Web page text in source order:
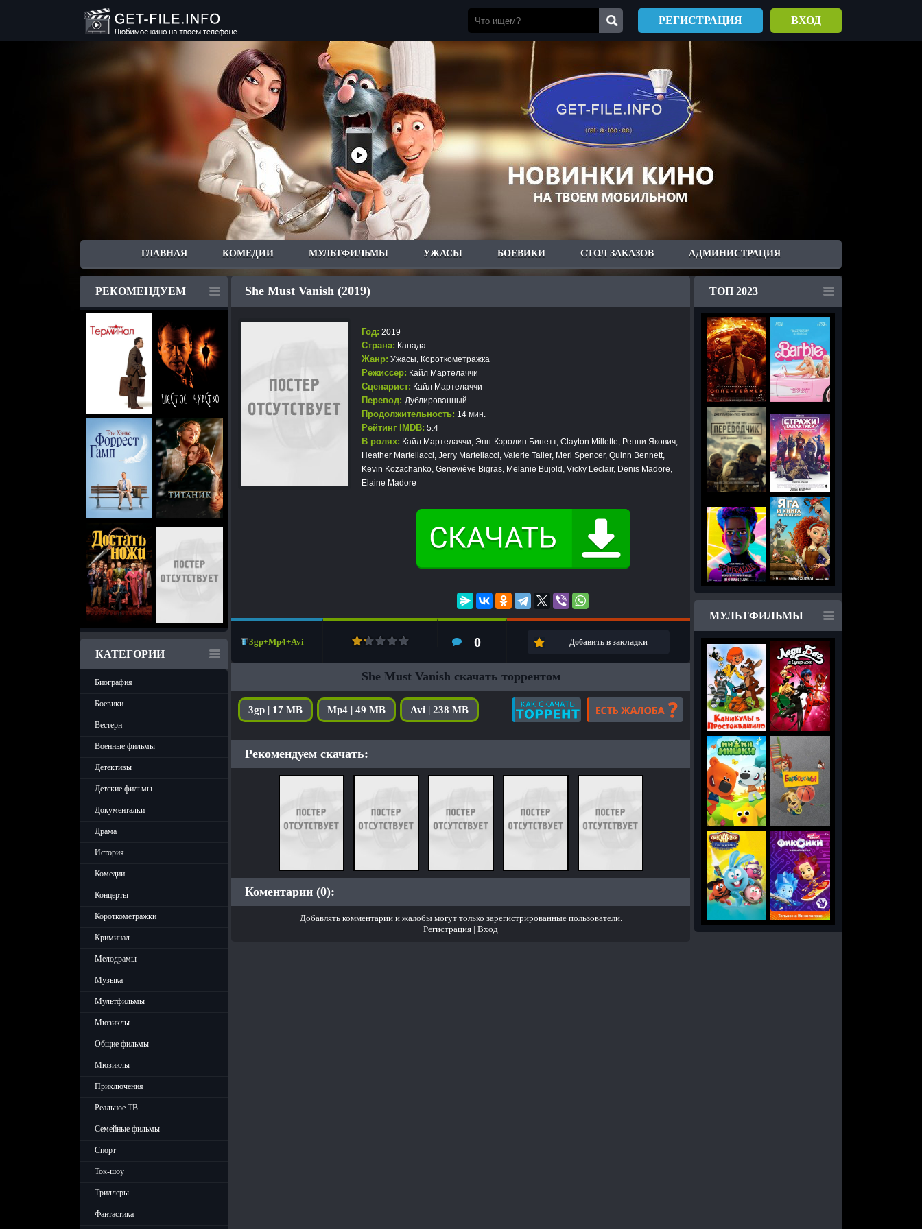
РЕГИСТРАЦИЯ ВХОД
ГЛАВНАЯ КОМЕДИИ МУЛЬТФИЛЬМЫ УЖАСЫ БОЕВИКИ СТОЛ ЗАКАЗОВ АДМИНИСТРАЦИЯ
РЕКОМЕНДУЕМ
КАТЕГОРИИ
Биография
Боевики
Вестерн
Военные фильмы
Детективы
Детские фильмы
Документалки
Драма
История
Комедии
Концерты
Короткометражки
Криминал
Мелодрамы
Музыка
Мультфильмы
Мюзиклы
Общие фильмы
Мюзиклы
Приключения
Реальное ТВ
Семейные фильмы
Спорт
Ток-шоу
Триллеры
Фантастика
She Must Vanish (2019)
Год: 2019
Страна: Канада
Жанр: Ужасы, Короткометражка
Режиссер: Кайл Мартелаччи
Сценарист: Кайл Мартелаччи
Перевод: Дублированный
Продолжительность: 14 мин.
Рейтинг IMDB: 5.4
В ролях: Кайл Мартелаччи, Энн-Кэролин Бинетт, Clayton Millette, Ренни Якович,
Heather Martellacci, Jerry Martellacci, Valerie Taller, Meri Spencer, Quinn Bennett,
Kevin Kozachanko, Geneviève Bigras, Melanie Bujold, Vicky Leclair, Denis Madore,
Elaine Madore
3gp+Mp4+Avi 0 Добавить в закладки
She Must Vanish скачать торрентом
3gp | 17 MB Mp4 | 49 MB Avi | 238 MB
Рекомендуем скачать:
Коментарии (0):
Добавлять комментарии и жалобы могут только зарегистрированные пользователи.
Регистрация |Вход
ТОП 2023
МУЛЬТФИЛЬМЫ